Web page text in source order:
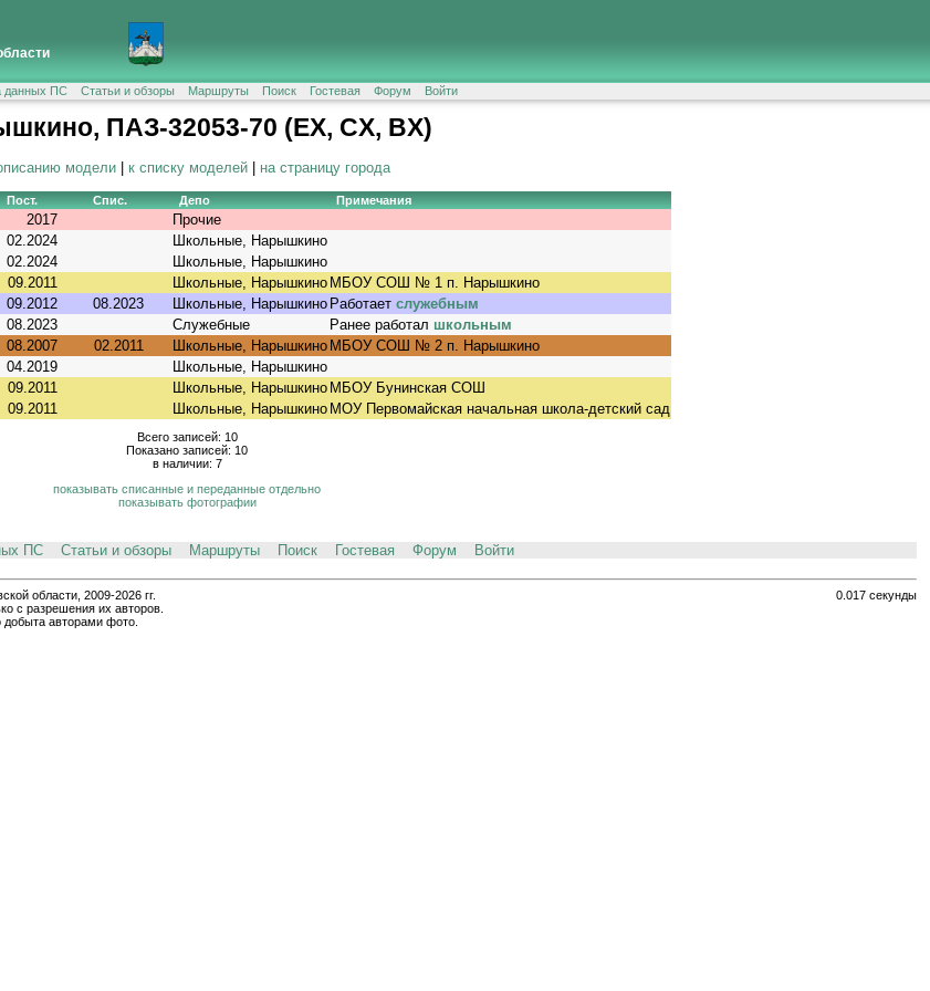
данных ПС Статьи и обзоры Маршруты Поиск Гостевая Форум Войти
ПАЗ-32053-70 (EX, CX, BX)
модели| к списку моделей| на страницу города
Пост. Спис. Депо Примечания
2017
Прочие
02.2024
Школьные, Нарышкино
02.2024
Школьные, Нарышкино
09.2011 Школьные, Нарышкино МБОУ СОШ № 1 п. Нарышкино
09.2012 08.2023 Школьные, Нарышкино Работает служебным
08.2023 Служебные Ранее работал школьным
08.2007 02.2011 Школьные, Нарышкино МБОУ СОШ № 2 п. Нарышкино
04.2019
Школьные, Нарышкино
09.2011 Школьные, Нарышкино МБОУ Бунинская СОШ
09.2011 Школьные, Нарышкино МОУ Первомайская начальная школа-детский сад
Всего записей: 10
Показано записей: 10
в наличии: 7
показывать списанные и переданные отдельно
показывать фотографии
ПС Статьи и обзоры Маршруты Поиск Гостевая Форум Войти
0.017 секунды
области, 2009-2026 гг.
с разрешения их авторов.
авторами фото.